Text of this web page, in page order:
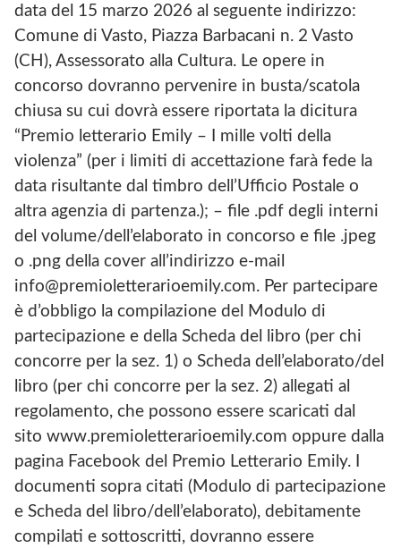
data del 15 marzo 2026 al seguente indirizzo:
Comune di Vasto, Piazza Barbacani n. 2 Vasto
(CH), Assessorato alla Cultura. Le opere in
concorso dovranno pervenire in busta/scatola
chiusa su cui dovrà essere riportata la dicitura
“Premio letterario Emily – I mille volti della
violenza” (per i limiti di accettazione farà fede la
data risultante dal timbro dell’Ufficio Postale o
altra agenzia di partenza.); – file .pdf degli interni
del volume/dell’elaborato in concorso e file .jpeg
o .png della cover all’indirizzo e-mail
info@premioletterarioemily.com. Per partecipare
è d’obbligo la compilazione del Modulo di
partecipazione e della Scheda del libro (per chi
concorre per la sez. 1) o Scheda dell’elaborato/del
libro (per chi concorre per la sez. 2) allegati al
regolamento, che possono essere scaricati dal
sito www.premioletterarioemily.com oppure dalla
pagina Facebook del Premio Letterario Emily. I
documenti sopra citati (Modulo di partecipazione
e Scheda del libro/dell’elaborato), debitamente
compilati e sottoscritti, dovranno essere